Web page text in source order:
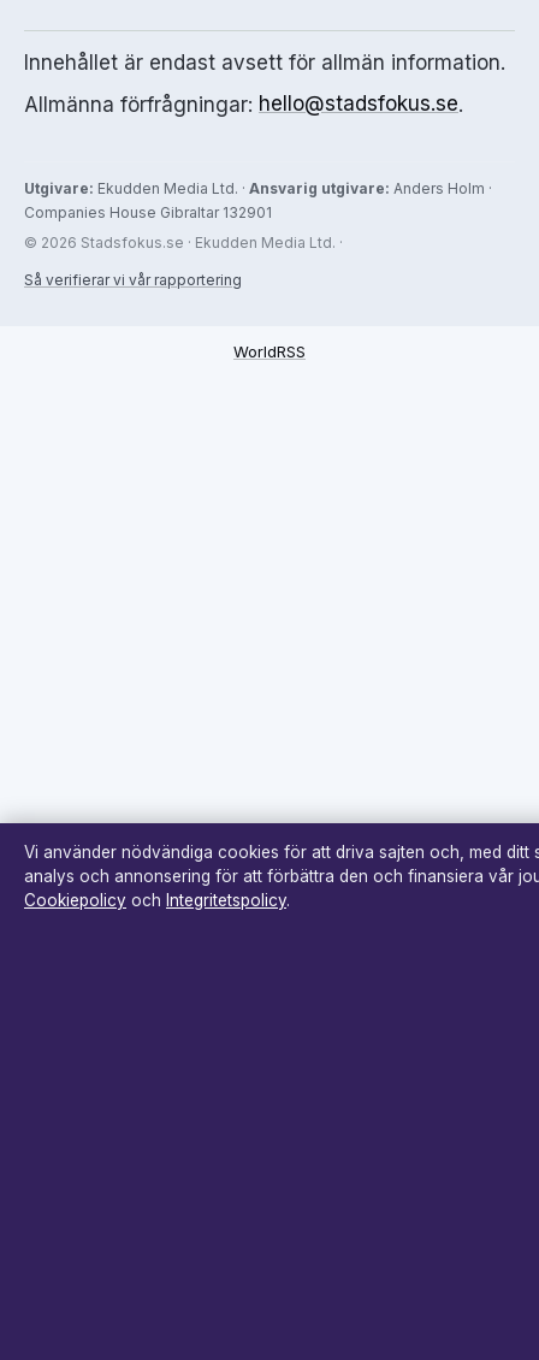
Innehållet är endast avsett för allmän information.
Allmänna förfrågningar: hello@stadsfokus.se.
Utgivare: Ekudden Media Ltd. · Ansvarig utgivare: Anders Holm ·
Companies House Gibraltar 132901
© 2026 Stadsfokus.se · Ekudden Media Ltd. ·
Så verifierar vi vår rapportering
Vi använder nödvändiga cookies för att driva sajten och, med ditt
analys och annonsering för att förbättra den och finansiera vår
Cookiepolicy och Integritetspolicy.
WorldRSS